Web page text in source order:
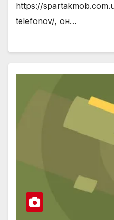
https://
telefonov/, он…